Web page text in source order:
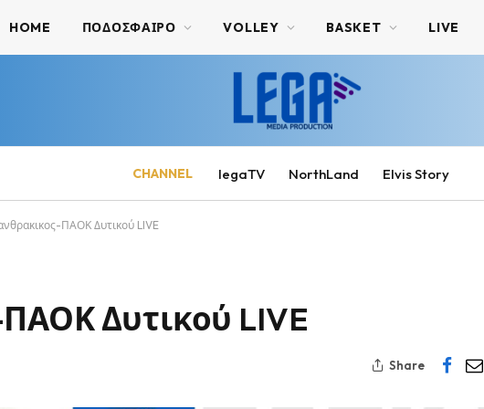
HOME ΠΟΔΟΣΦΑΙΡΟ VOLLEY BASKET LIVE
CHANNEL legaTV NorthLand Elvis Story
ΠΑΟΚ Δυτικού LIVE
Δυτικού LIVE
Share